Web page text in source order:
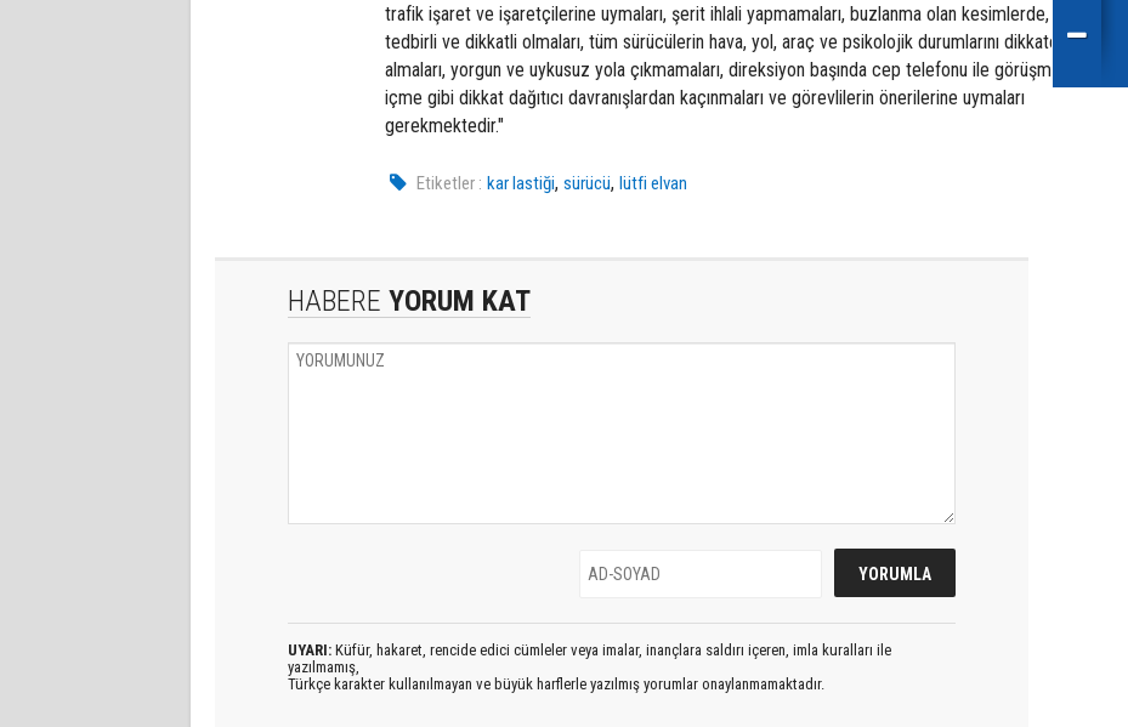
trafik işaret ve işaretçilerine uymaları, şerit ihlali yapmamaları, buzlanma olan kesimlerde, çok daha
tedbirli ve dikkatli olmaları, tüm sürücülerin hava, yol, araç ve psikolojik durumlarını dikkate
almaları, yorgun ve uykusuz yola çıkmamaları, direksiyon başında cep telefonu ile görüşme, sigara
içme gibi dikkat dağıtıcı davranışlardan kaçınmaları ve görevlilerin önerilerine uymaları
gerekmektedir."
Etiketler : kar lastiği,sürücü,lütfi elvan
HABERE YORUM KAT
UYARI: Küfür, hakaret, rencide edici cümleler veya imalar, inançlara saldırı içeren, imla kuralları ile
yazılmamış,
Türkçe karakter kullanılmayan ve büyük harflerle yazılmış yorumlar onaylanmamaktadır.